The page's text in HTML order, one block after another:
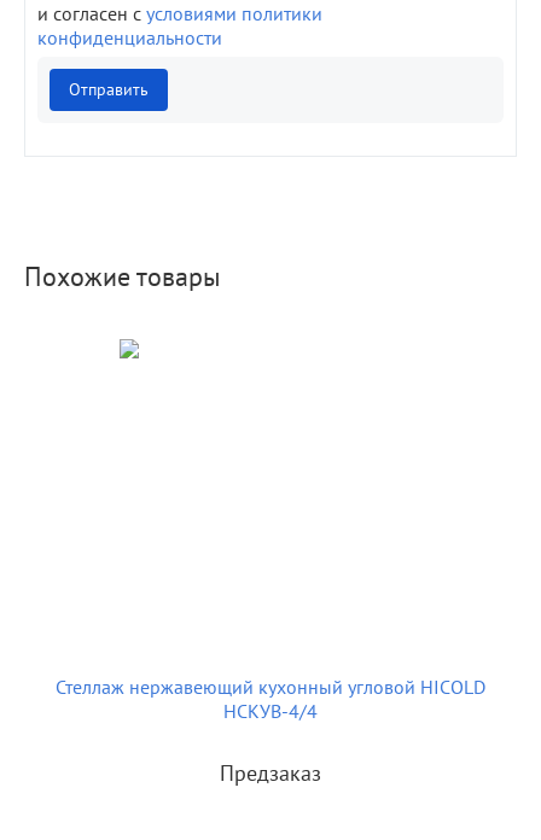
и согласен с условиями политики
конфиденциальности
Отправить
Похожие товары
Стеллаж нержавеющий кухонный угловой HICOLD
НСКУВ-4/4
Предзаказ